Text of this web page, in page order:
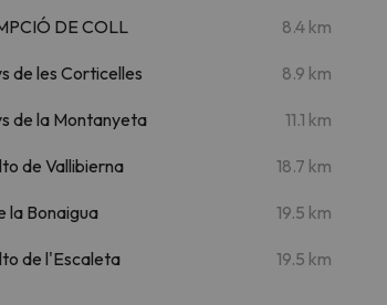
DE COLL 8.4 km
de les Corticelles 8.9 km
de la Montanyeta 11.1 km
de Vallibierna 18.7 km
la Bonaigua 19.5 km
de l'Escaleta 19.5 km